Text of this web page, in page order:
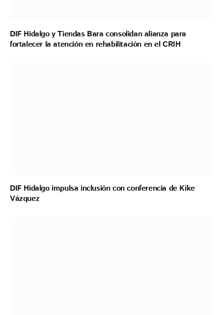
DIF Hidalgo y Tiendas Bara consolidan alianza para
fortalecer la atención en rehabilitación en el CRIH
DIF Hidalgo impulsa inclusión con conferencia de Kike
Vázquez